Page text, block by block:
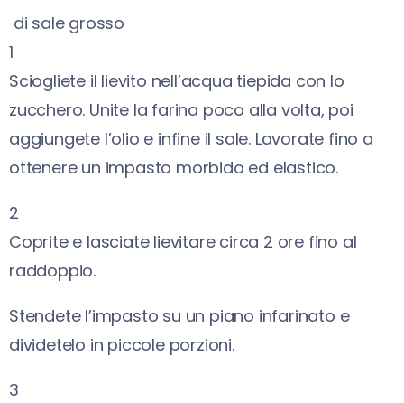
di sale grosso
1
Sciogliete il lievito nell’acqua tiepida con lo
zucchero. Unite la farina poco alla volta, poi
aggiungete l’olio e infine il sale. Lavorate fino a
ottenere un impasto morbido ed elastico.
2
Coprite e lasciate lievitare circa 2 ore fino al
raddoppio.
Stendete l’impasto su un piano infarinato e
dividetelo in piccole porzioni.
3